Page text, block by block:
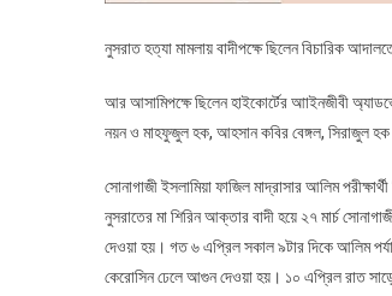
নুসরাত হত্যা মামলায় বাদীপক্ষে ছিলেন বিচারিক
আর আসামিপক্ষে ছিলেন হাইকোর্টের আাইনজীবী
নয়ন ও মাহফুজুল হক, আহসান কবির বেঙ্গল, সিরাজুল
সোনাগাজী ইসলামিয়া ফাজিল মাদ্রাসার আলিম
নুসরাতের মা শিরিন আক্তার বাদী হয়ে ২৭ মার্চ
দেওয়া হয়। গত ৬ এপ্রিল সকাল ৯টার দিকে আলিম
কেরোসিন ঢেলে আগুন দেওয়া হয়। ১০ এপ্রিল রাত সাড়ে